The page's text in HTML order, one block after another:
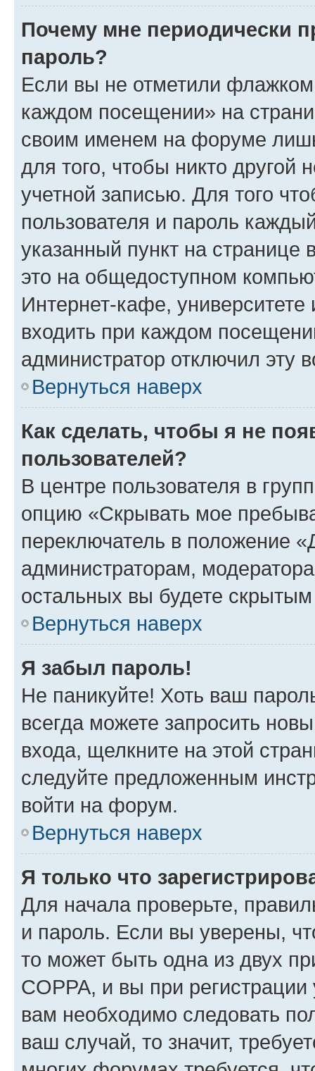
Почему мне периодически
пароль?
Если вы не отметили флажком
каждом посещении» на
своим именем на форуме
для того, чтобы никто другой
учетной записью. Для того
пользователя и пароль
указанный пункт на
это на общедоступном
Интернет-кафе, университете
входить при каждом
администратор отключил эту
Вернуться наверх
Как сделать, чтобы я не
пользователей?
В центре пользователя в
опцию «Скрывать мое
переключатель в положение
администраторам,
остальных вы будете
Вернуться наверх
Я забыл пароль!
Не паникуйте! Хоть ваш
всегда можете запросить
входа, щелкните на этой
следуйте предложенным
войти на форум.
Вернуться наверх
Я только что
Для начала проверьте,
и пароль. Если вы уверены,
то может быть одна из двух
COPPA, и вы при
вам необходимо следовать
ваш случай, то значит,